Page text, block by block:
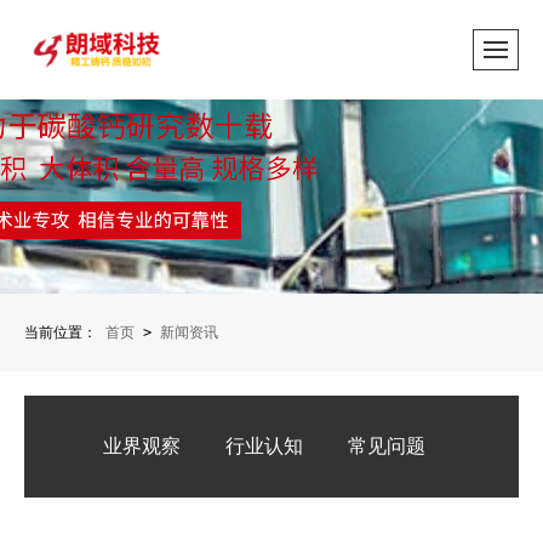
当前位置： 首页 > 新闻资讯
业界观察 行业认知 常见问题